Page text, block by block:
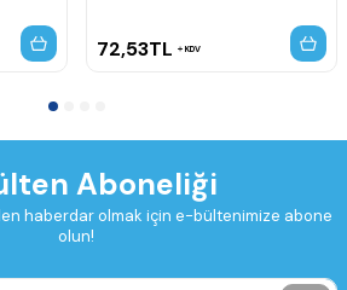
72,53TL KDV
Aboneliği
haberdar olmak için e-bültenimize abone
olun!